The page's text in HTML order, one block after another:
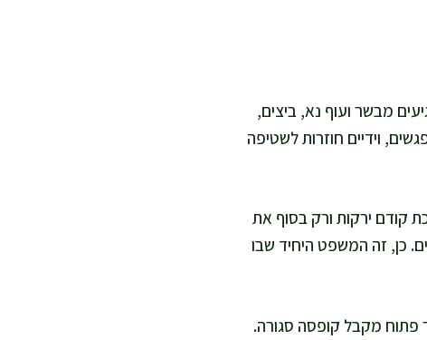
מבשר ועוף נא, ביצים,
וידיים חוזרות לשטיפה
קודם ירקות ורק בסוף את
כן, זה המשפט היחיד שבו
פתוח מקבל קופסה סגורה.